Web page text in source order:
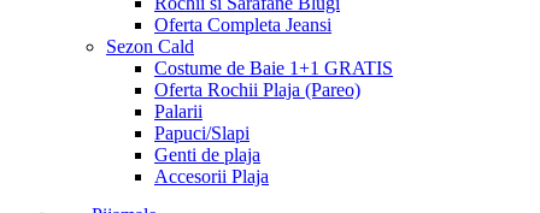
Oferta Completa Jeansi
Sezon Cald
Costume de Baie 1+1 GRATIS
Oferta Rochii Plaja (Pareo)
Palarii
Papuci/Slapi
Genti de plaja
Accesorii Plaja